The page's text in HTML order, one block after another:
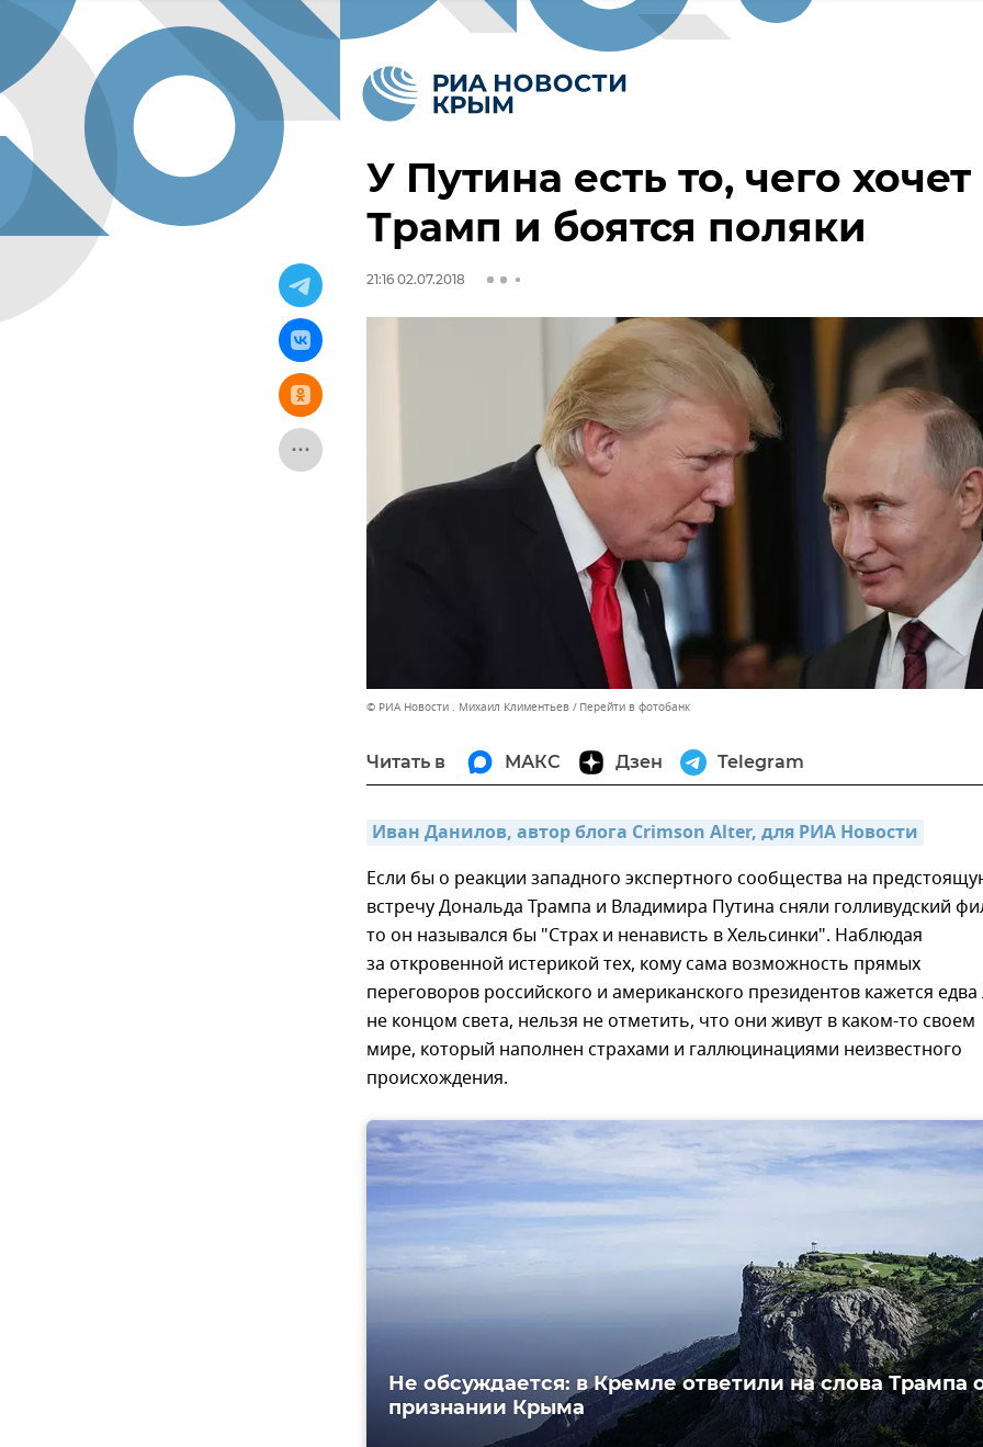
У Путина есть то, чего хочет
Трамп и боятся поляки
21:16 02.07.2018
© РИА Новости . Михаил Климентьев Перейти в фотобанк
Читать в МАКС Дзен Telegram
Иван Данилов, автор блога Crimson Alter, для РИА Новости
Если бы о реакции западного экспертного сообщества на
встречу Дональда Трампа и Владимира Путина сняли голливудский
то он назывался бы "Страх и ненависть в Хельсинки". Наблюдая
за откровенной истерикой тех, кому сама возможность прямых
переговоров российского и американского президентов кажется едва
не концом света, нельзя не отметить, что они живут в каком-то своем
мире, который наполнен страхами и галлюцинациями неизвестного
происхождения.
Не обсуждается: в Кремле ответили на слова Трампа
признании Крыма